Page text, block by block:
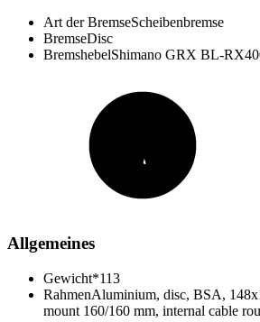
Art der BremseScheibenbremse
BremseDisc
BremshebelShimano GRX BL-
Allgemeines
Gewicht*113
RahmenAluminium, disc, BSA,
mount 160/160 mm, internal cable